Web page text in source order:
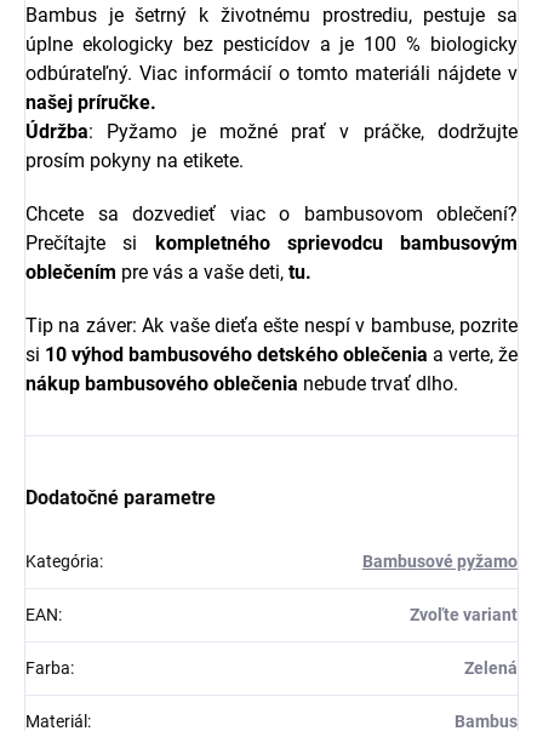
Bambus je šetrný k životnému prostrediu, pestuje sa
úplne ekologicky bez pesticídov a je 100 % biologicky
odbúrateľný. Viac informácií o tomto materiáli nájdete v
našej príručke.
Údržba: Pyžamo je možné prať v práčke, dodržujte
prosím pokyny na etikete.
Chcete sa dozvedieť viac o bambusovom oblečení?
Prečítajte si kompletného sprievodcu bambusovým
oblečením pre vás a vaše deti, tu.
Tip na záver: Ak vaše dieťa ešte nespí v bambuse, pozrite
si 10 výhod bambusového detského oblečenia a verte, že
nákup bambusového oblečenia nebude trvať dlho.
Dodatočné parametre
Kategória: Bambusové pyžamo
EAN: Zvoľte variant
Farba: Zelená
Materiál : Bambus